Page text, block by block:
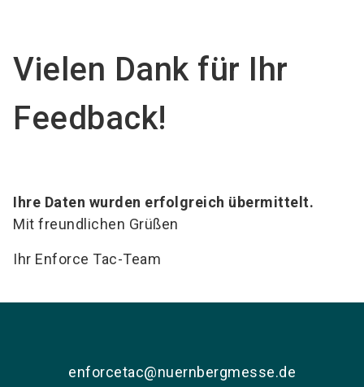
Vielen Dank für Ihr
Feedback!
Ihre Daten wurden erfolgreich übermittelt.
Mit freundlichen Grüßen
Ihr Enforce Tac-Team
enforcetac@nuernbergmesse.de